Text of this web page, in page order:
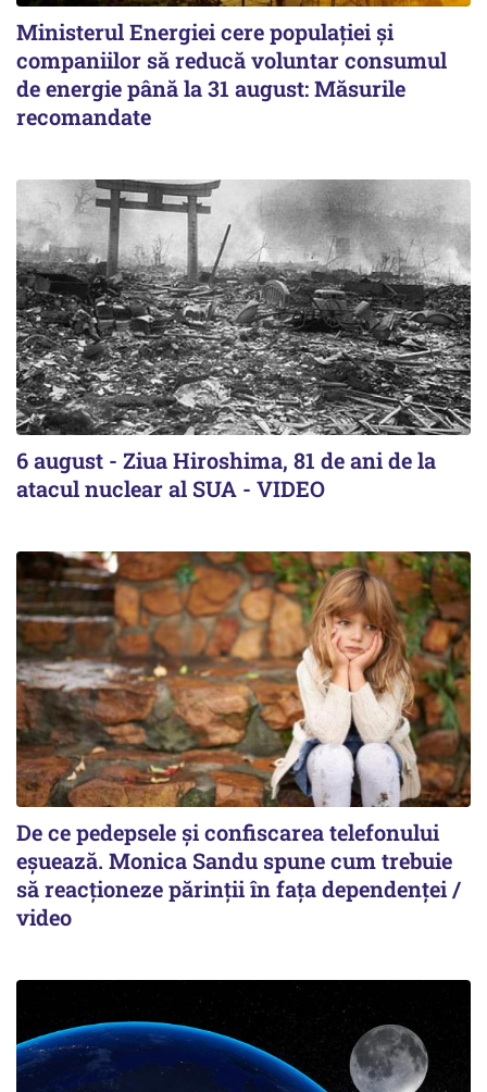
Ministerul Energiei cere populației și
companiilor să reducă voluntar consumul
de energie până la 31 august: Măsurile
recomandate
6 august - Ziua Hiroshima, 81 de ani de la
atacul nuclear al SUA - VIDEO
De ce pedepsele și confiscarea telefonului
eșuează. Monica Sandu spune cum trebuie
să reacționeze părinții în fața dependenței /
video